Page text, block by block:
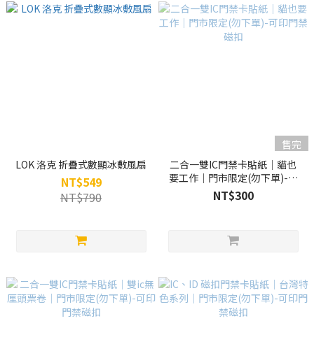
LOK 洛克 折疊式數顯冰敷風扇
NT$549
NT$790
售完
二合一雙IC門禁卡貼紙｜貓也
要工作｜門市限定(勿下單)-可
印門禁磁扣
NT$300